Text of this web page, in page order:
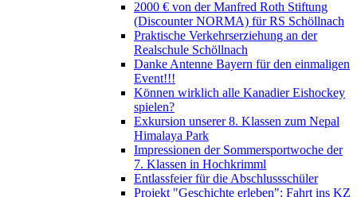
2000 € von der Manfred Roth Stiftung
(Discounter NORMA) für RS Schöllnach
Praktische Verkehrserziehung an der
Realschule Schöllnach
Danke Antenne Bayern für den einmaligen
Event!!!
Können wirklich alle Kanadier Eishockey
spielen?
Exkursion unserer 8. Klassen zum Nepal
Himalaya Park
Impressionen der Sommersportwoche der
7. Klassen in Hochkrimml
Entlassfeier für die Abschlussschüler
Projekt "Geschichte erleben": Fahrt ins KZ